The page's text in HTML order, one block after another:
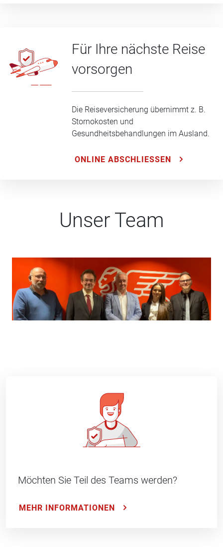
Für Ihre nächste Reise
vorsorgen
Die Reiseversicherung übernimmt z. B.
Stornokosten und
Gesundheitsbehandlungen im Ausland.
ONLINE ABSCHLIESSEN
Unser Team
Möchten Sie Teil des Teams werden?
MEHR INFORMATIONEN